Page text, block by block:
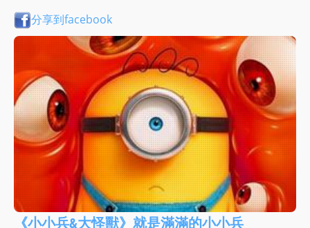
分享到facebook
《小小兵&大怪獸》就是滿滿的小小兵